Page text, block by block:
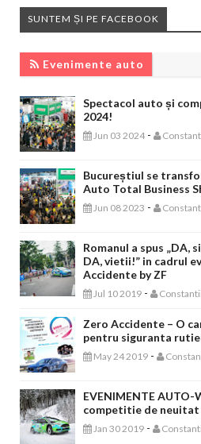
SUNTEM ȘI PE FACEBOOK
Evenimente auto
Spectacol auto și
2024!
Jun 03 2024 -
Bucureștiul se
Auto Total Business
Jun 08 2023 -
Romanul a spus
DA, vietii!” in cadrul
Accidente by ZF
Jul 10 2019 -
Zero Accidente – O
pentru siguranta
May 24 2019 -
EVENIMENTE
competitie de neuitat
Jan 30 2019 -